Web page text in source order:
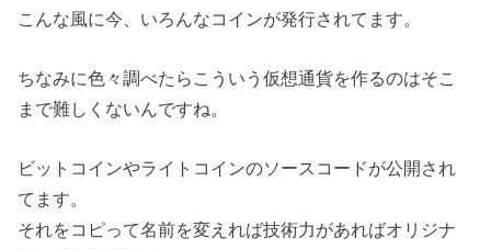
こんな風に今、いろんなコインが発行されてます。
ちなみに色々調べたらこういう仮想通貨を作るのはそこ
まで難しくないんですね。
ビットコインやライトコインのソースコードが公開され
てます。
それをコピって名前を変えれば技術力があればオリジナ